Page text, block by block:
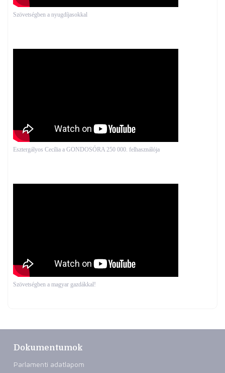
Szövetségben a nyugdíjasokkal
Esztergályos Cecília a GONDOSÓRA 250 000. felhasználója
Szövetségben a magyar gazdákkal!
Dokumentumok
Parlamenti adatlapom